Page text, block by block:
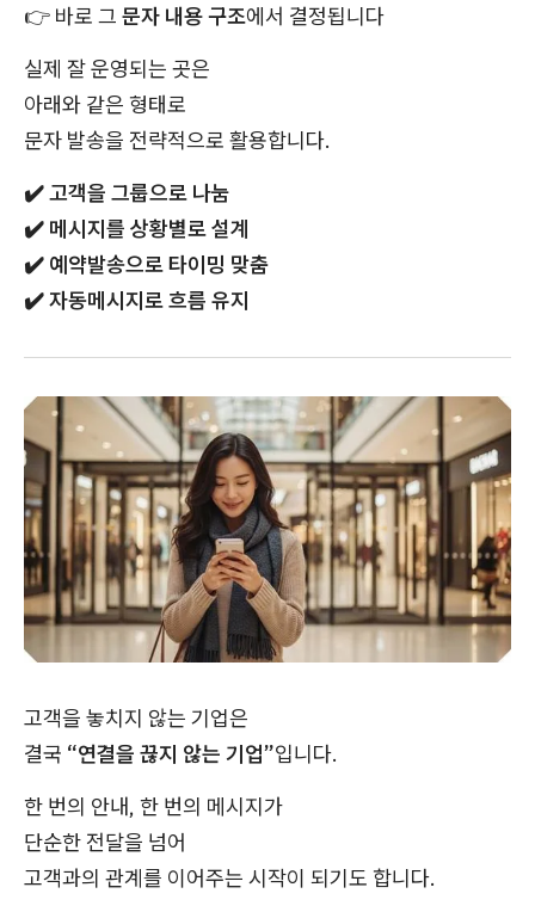
👉 바로 그 문자 내용 구조에서 결정됩니다
실제 잘 운영되는 곳은
아래와 같은 형태로
문자 발송을 전략적으로 활용합니다.
✔️고객을 그룹으로 나눔
✔️ 메시지를 상황별로 설계
✔️ 예약발송으로 타이밍 맞춤
✔️자동메시지로 흐름 유지
고객을 놓치지 않는 기업은
결국 “연결을 끊지 않는 기업”입니다.
한 번의 안내, 한 번의 메시지가
단순한 전달을 넘어
고객과의 관계를 이어주는 시작이 되기도 합니다.